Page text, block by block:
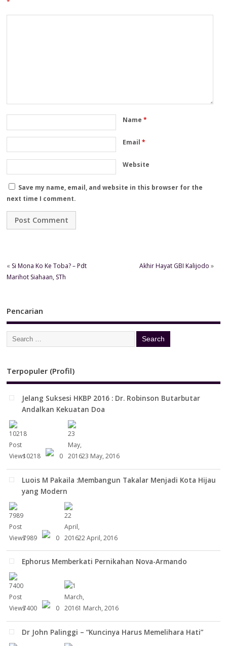
*
Name*
Email*
Website
Save my name, email, and website in this browser for the
next time I comment.
« Si Mona Ko Ke Toba? – Pdt
Marihot Siahaan, STh
Akhir Hayat GBI Kalijodo »
Pencarian
Terpopuler (Profil)
Jelang Suksesi HKBP 2016 : Dr. Robinson Butarbutar
Andalkan Kekuatan Doa
10218 0 23 May, 2016
Luois M Pakaila :Membangun Takalar Menjadi Kota Hijau
yang Modern
7989 0 22 April, 2016
Ephorus Memberkati Pernikahan Nova-Armando
7400 0 1 March, 2016
Dr John Palinggi – “Kuncinya Harus Memelihara Hati”